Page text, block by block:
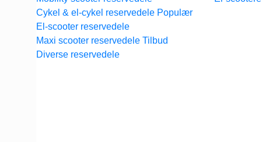
Cykel & el-cykel reservedele
El-scooter reservedele
Maxi scooter reservedele
Diverse reservedele